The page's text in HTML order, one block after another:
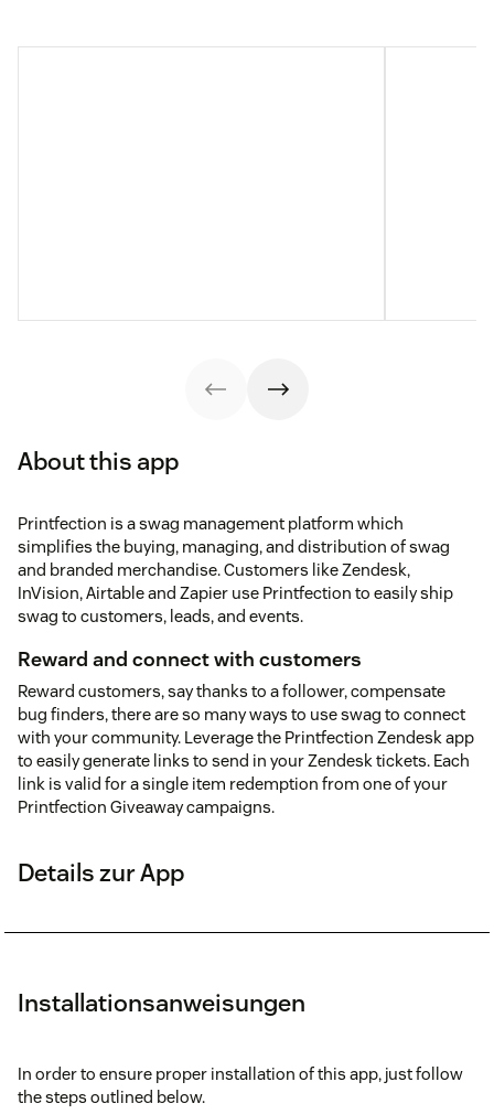
About this app
Printfection is a swag management platform which
simplifies the buying, managing, and distribution of swag
and branded merchandise. Customers like Zendesk,
InVision, Airtable and Zapier use Printfection to easily ship
swag to customers, leads, and events.
Reward and connect with customers
Reward customers, say thanks to a follower, compensate
bug finders, there are so many ways to use swag to connect
with your community. Leverage the Printfection Zendesk app
to easily generate links to send in your Zendesk tickets. Each
link is valid for a single item redemption from one of your
Printfection Giveaway campaigns.
Details zur App
Installationsanweisungen
In order to ensure proper installation of this app, just follow
the steps outlined below.